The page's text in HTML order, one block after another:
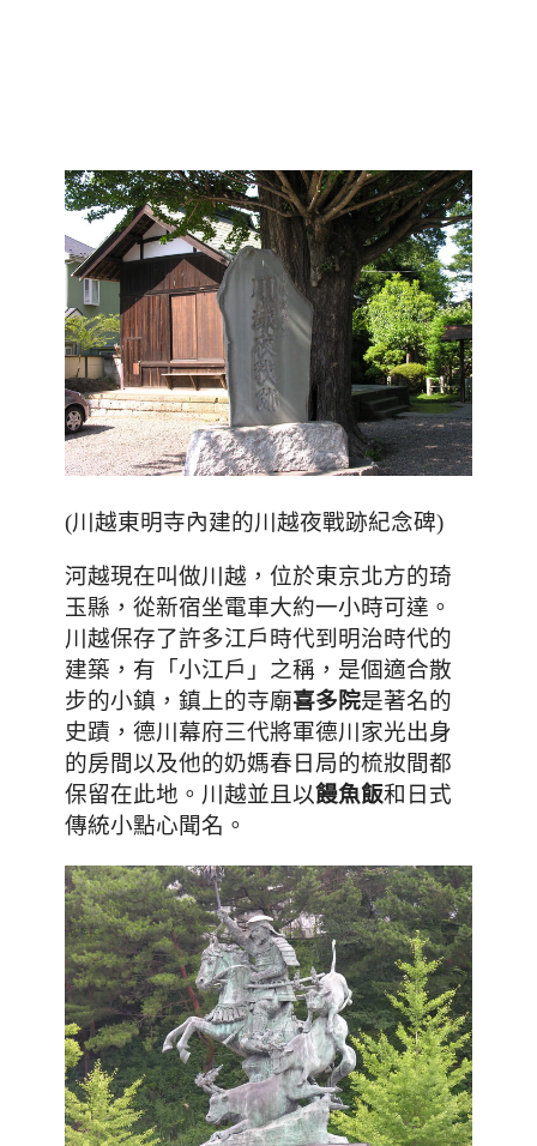
(川越東明寺內建的川越夜戰跡紀念碑)
河越現在叫做川越，位於東京北方的琦
玉縣，從新宿坐電車大約一小時可達。
川越保存了許多江戶時代到明治時代的
建築，有「小江戶」之稱，是個適合散
步的小鎮，鎮上的寺廟喜多院是著名的
史蹟，德川幕府三代將軍德川家光出身
的房間以及他的奶媽春日局的梳妝間都
保留在此地。川越並且以饅魚飯和日式
傳統小點心聞名。